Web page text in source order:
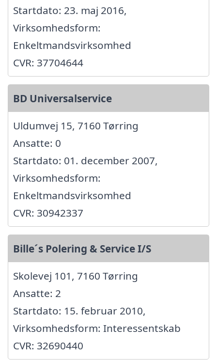
Startdato: 23. maj 2016,
Virksomhedsform:
Enkeltmandsvirksomhed
CVR: 37704644
BD Universalservice
Uldumvej 15, 7160 Tørring
Ansatte: 0
Startdato: 01. december 2007,
Virksomhedsform:
Enkeltmandsvirksomhed
CVR: 30942337
Bille´s Polering & Service I/S
Skolevej 101, 7160 Tørring
Ansatte: 2
Startdato: 15. februar 2010,
Virksomhedsform: Interessentskab
CVR: 32690440